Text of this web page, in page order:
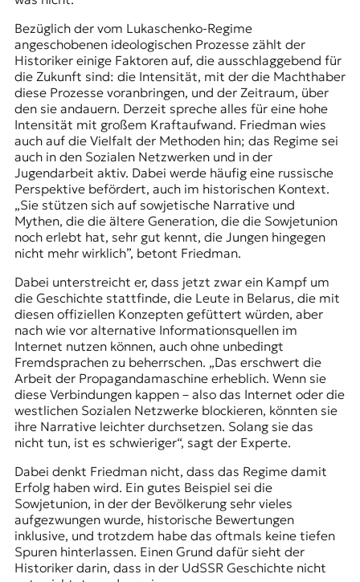
Bezüglich der vom Lukaschenko-Regime
angeschobenen ideologischen Prozesse zählt der
Historiker einige Faktoren auf, die ausschlaggebend für
die Zukunft sind: die Intensität, mit der die Machthaber
diese Prozesse voranbringen, und der Zeitraum, über
den sie andauern. Derzeit spreche alles für eine hohe
Intensität mit großem Kraftaufwand. Friedman wies
auch auf die Vielfalt der Methoden hin; das Regime sei
auch in den Sozialen Netzwerken und in der
Jugendarbeit aktiv. Dabei werde häufig eine russische
Perspektive befördert, auch im historischen Kontext.
„Sie stützen sich auf sowjetische Narrative und
Mythen, die die ältere Generation, die die Sowjetunion
noch erlebt hat, sehr gut kennt, die Jungen hingegen
nicht mehr wirklich”, betont Friedman.
Dabei unterstreicht er, dass jetzt zwar ein Kampf um
die Geschichte stattfinde, die Leute in Belarus, die mit
diesen offiziellen Konzepten gefüttert würden, aber
nach wie vor alternative Informationsquellen im
Internet nutzen können, auch ohne unbedingt
Fremdsprachen zu beherrschen. „Das erschwert die
Arbeit der Propagandamaschine erheblich. Wenn sie
diese Verbindungen kappen – also das Internet oder die
westlichen Sozialen Netzwerke blockieren, könnten sie
ihre Narrative leichter durchsetzen. Solang sie das
nicht tun, ist es schwieriger“, sagt der Experte.
Dabei denkt Friedman nicht, dass das Regime damit
Erfolg haben wird. Ein gutes Beispiel sei die
Sowjetunion, in der der Bevölkerung sehr vieles
aufgezwungen wurde, historische Bewertungen
inklusive, und trotzdem habe das oftmals keine tiefen
Spuren hinterlassen. Einen Grund dafür sieht der
Historiker darin, dass in der UdSSR Geschichte nicht